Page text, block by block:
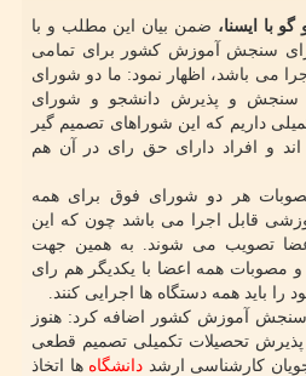
با ایسنا، ضمن بیان این مطلب و با
سنجش آموزش کشور برای تمامی
می باشد، اظهار نمود: ما دو شورای
سنجش و پذیرش دانشجو و شورای
داریم که این شوراهای تصمیم گیر
و افراد دارای حق رای در آن هم
هر دو شورای فوق برای همه
قابل اجرا می باشد چون که این
تصویب می شوند. به همین جهت
مصوبات همه اعضا با یکدیگر هم رای
باید همه دستگاه ها اجرایی کنند.
سنجش آموزش کشور اضافه کرد: هنوز
تحصیلات تکمیلی تصمیم قطعی
کارشناسی ارشد دانشگاه ها اتخاذ